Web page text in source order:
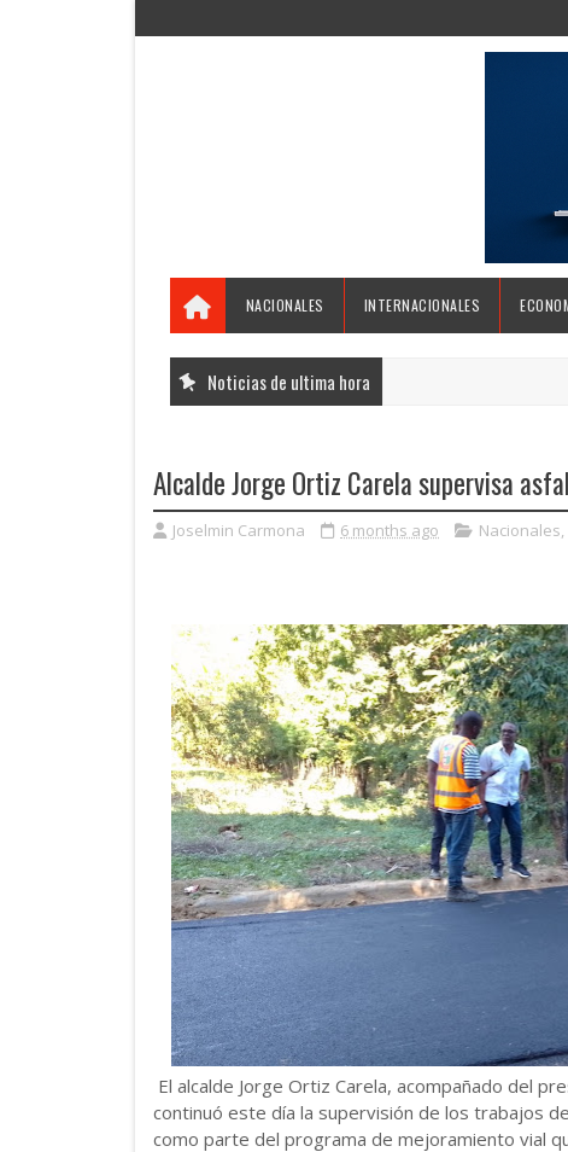
NACIONALES INTERNACIONALES
Noticias de ultima hora
Alcalde Jorge Ortiz Carela supervisa
Joselmin Carmona 6 months ago Nacionales,
El alcalde Jorge Ortiz Carela, acompañado del
continuó este día la supervisión de los trabajos
como parte del programa de mejoramiento vial